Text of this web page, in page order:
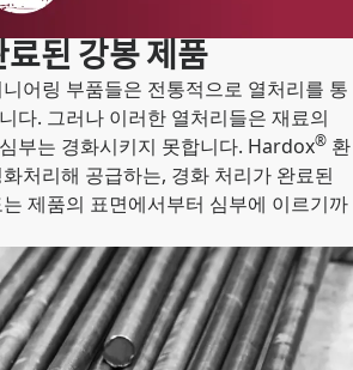
된 강봉 제품
어링 부품들은 전통적으로 열처리를 통
다. 그러나 이러한 열처리들은 재료의
부는 경화시키지 못합니다. Hardox® 환
처리해 공급하는, 경화 처리가 완료된
제품의 표면에서부터 심부에 이르기까